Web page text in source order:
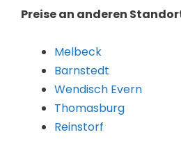
Preise an anderen
Melbeck
Barnstedt
Wendisch Evern
Thomasburg
Reinstorf